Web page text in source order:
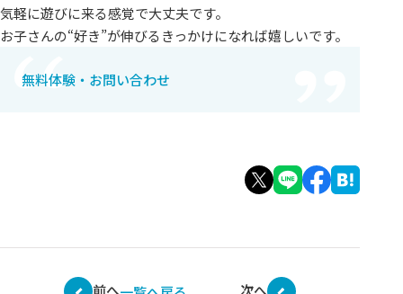
気軽に遊びに来る感覚で大丈夫です。
お子さんの“好き”が伸びるきっかけになれば嬉しいです。
無料体験・お問い合わせ
前へ 次へ